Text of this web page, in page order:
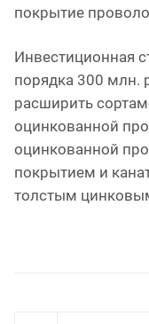
покрытие
Инвестиционная
порядка 300 млн.
расширить
оцинкованной
оцинкованной
покрытием и
толстым